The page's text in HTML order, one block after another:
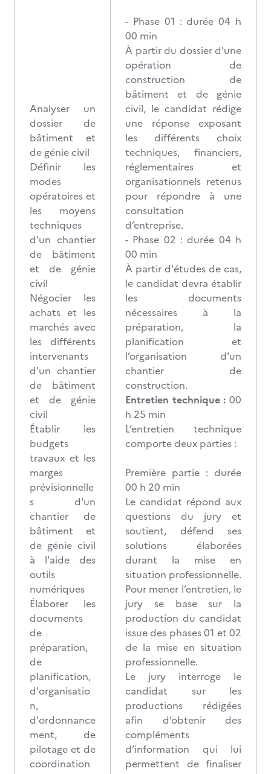
Analyser un
dossier de
bâtiment et
de génie civil
Définir les
modes
opératoires et
les moyens
techniques
d'un chantier
de bâtiment
et de génie
civil
Négocier les
achats et les
marchés avec
les différents
intervenants
d'un chantier
de bâtiment
et de génie
civil
Établir les
budgets
travaux et les
marges
prévisionnelle
s d'un
chantier de
bâtiment et
de génie civil
à l'aide des
outils
numériques
Élaborer les
documents
de
préparation,
de
planification,
d'organisatio
n,
d'ordonnance
ment, de
pilotage et de
coordination
- Phase 01 : durée 04 h
00 min
À partir du dossier d'une
opération de
construction de
bâtiment et de génie
civil, le candidat rédige
une réponse exposant
les différents choix
techniques, financiers,
réglementaires et
organisationnels retenus
pour répondre à une
consultation
d’entreprise.
- Phase 02 : durée 04 h
00 min
À partir d'études de cas,
le candidat devra établir
les documents
nécessaires à la
préparation, la
planification et
l’organisation d'un
chantier de
construction.
Entretien technique : 00
h 25 min
L’entretien technique
comporte deux parties :
Première partie : durée
00 h 20 min
Le candidat répond aux
questions du jury et
soutient, défend ses
solutions élaborées
durant la mise en
situation professionnelle.
Pour mener l’entretien, le
jury se base sur la
production du candidat
issue des phases 01 et 02
de la mise en situation
professionnelle.
Le jury interroge le
candidat sur les
productions rédigées
afin d’obtenir des
compléments
d’information qui lui
permettent de finaliser